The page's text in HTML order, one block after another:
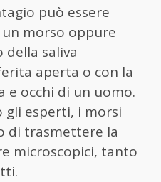
può essere
morso oppure
saliva
aperta o con la
e occhi di un uomo.
gli esperti, i morsi
di trasmettere la
microscopici, tanto